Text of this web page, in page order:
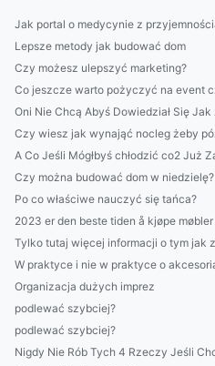
Jak portal o medycynie z
Lepsze metody jak budować dom
Czy możesz ulepszyć marketing?
Co jeszcze warto pożyczyć na event
Oni Nie Chcą Abyś Dowiedział Się
Czy wiesz jak wynająć nocleg żeby
A Co Jeśli Mógłbyś chłodzić co2 Już
Czy można budować dom w niedzielę?
Po co właściwe nauczyć się tańca?
2023 er den beste tiden å kjøpe
Tylko tutaj więcej informacji o tym jak
W praktyce i nie w praktyce o
Organizacja dużych imprez
podlewać szybciej?
podlewać szybciej?
Nigdy Nie Rób Tych 4 Rzeczy Jeśli